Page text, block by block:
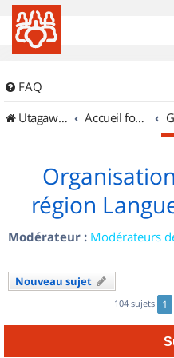
FAQ
UtagawaVTT (Randos VTT et VTTAE avec traces GPS)
Accueil forum
région
Modérateur : Modérateurs
Nouveau sujet
104 sujets 1